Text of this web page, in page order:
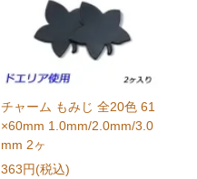
チャーム もみじ 全20色 61
×60mm 1.0mm/2.0mm/3.0
mm 2ヶ
363円(税込)